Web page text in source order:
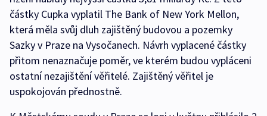
částky Cupka vyplatil The Bank of New York Mellon,
která měla svůj dluh zajištěný budovou a pozemky
Sazky v Praze na Vysočanech. Návrh vyplacené částky
přitom nenaznačuje poměr, ve kterém budou vypláceni
ostatní nezajištění věřitelé. Zajištěný věřitel je
uspokojován přednostně.